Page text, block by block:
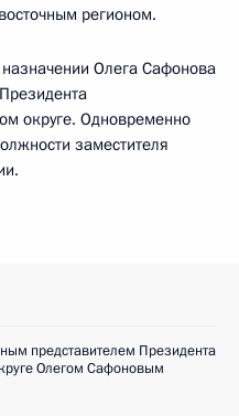
регионом.
Олега Сафонова
округе. Одновременно
заместителя
представителем Президента
Олегом Сафоновым